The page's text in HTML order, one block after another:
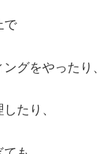
で
グをやったり、
たり、